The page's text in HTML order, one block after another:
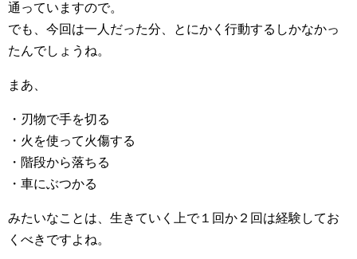
通っていますので。
でも、今回は一人だった分、とにかく行動するしかなかっ
たんでしょうね。
まあ、
・刃物で手を切る
・火を使って火傷する
・階段から落ちる
・車にぶつかる
みたいなことは、生きていく上で１回か２回は経験してお
くべきですよね。